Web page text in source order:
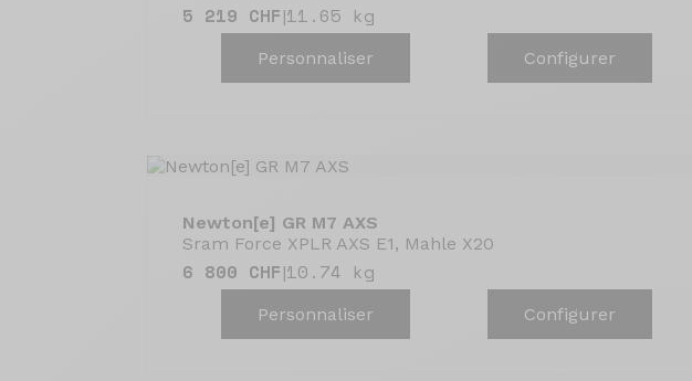
5 219 CHF |11.65 kg
Personnaliser Configurer
Newton[e] GR M7 AXS
Sram Force XPLR AXS E1, Mahle X20
6 800 CHF |10.74 kg
Personnaliser Configurer